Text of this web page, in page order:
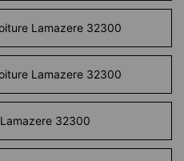
Lamazere 32300
Lamazere 32300
32300